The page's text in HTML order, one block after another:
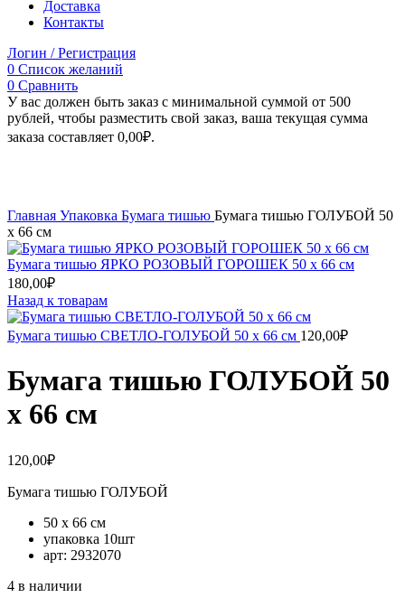
Доставка
Контакты
Логин / Регистрация
0 Список желаний
0 Сравнить
У вас должен быть заказ с минимальной суммой от 500
рублей, чтобы разместить свой заказ, ваша текущая сумма
заказа составляет 0,00₽.
Главная Упаковка Бумага тишью Бумага тишью ГОЛУБОЙ 50
х 66 см
Бумага тишью ЯРКО РОЗОВЫЙ ГОРОШЕК 50 х 66 см
180,00₽
Назад к товарам
Бумага тишью СВЕТЛО-ГОЛУБОЙ 50 х 66 см 120,00₽
Бумага тишью ГОЛУБОЙ 50
х 66 см
120,00₽
Бумага тишью ГОЛУБОЙ
50 х 66 см
упаковка 10шт
арт: 2932070
4 в наличии